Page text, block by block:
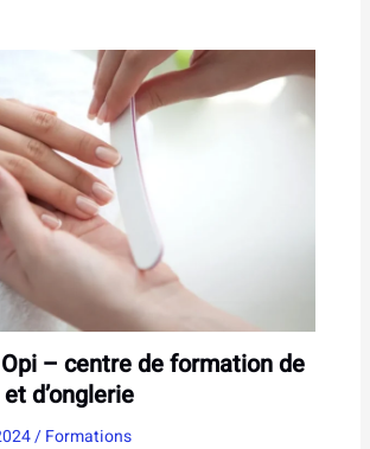
– centre de formation de
d’onglerie
/Formations